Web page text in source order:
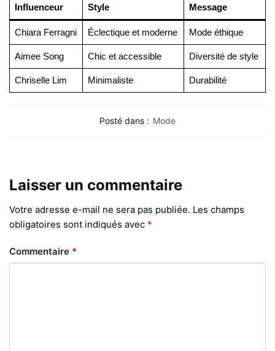
Influenceur Style Message
Chiara Ferragni Éclectique et moderne Mode éthique
Aimee Song Chic et accessible Diversité de style
Chriselle Lim Minimaliste Durabilité
Posté dans : Mode
Laisser un commentaire
Votre adresse e-mail ne sera pas publiée. Les champs
obligatoires sont indiqués avec *
Commentaire *